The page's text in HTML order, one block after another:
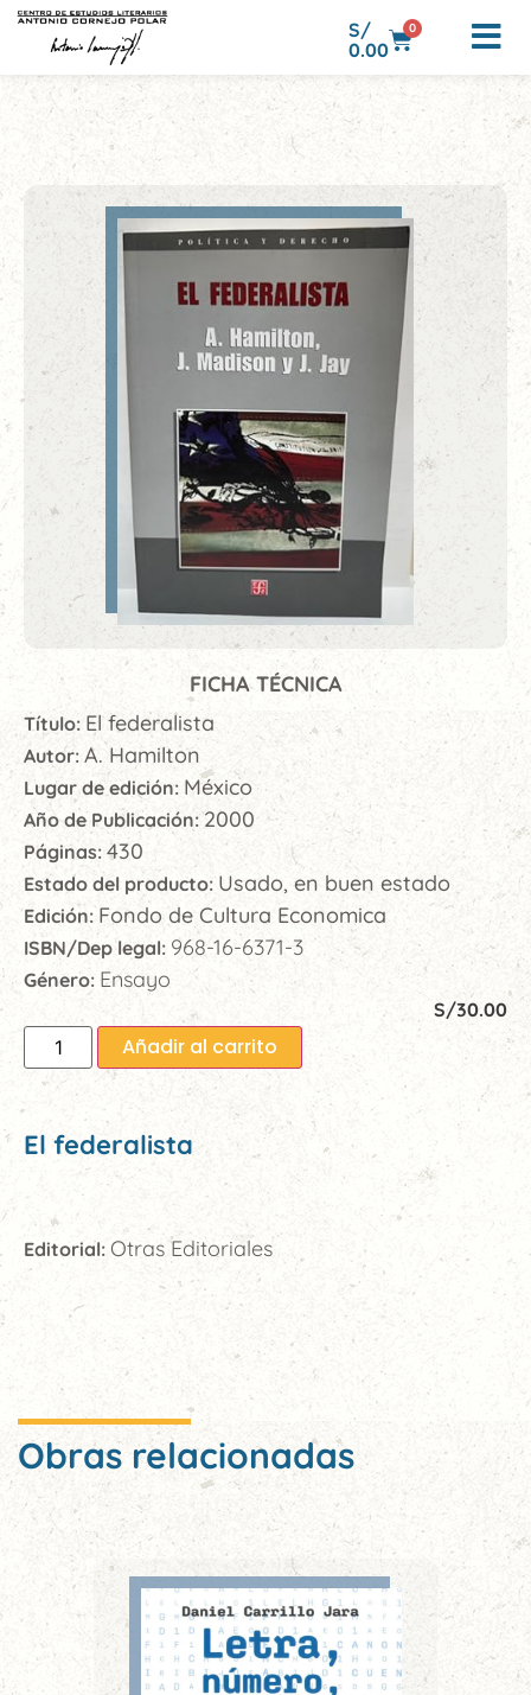
S/
0.00
0
FICHA TÉCNICA
Título: El federalista
Autor: A. Hamilton
Lugar de edición: México
Año de Publicación:2000
Páginas: 430
Estado del producto: Usado, en buen estado
Edición:Fondo de Cultura Economica
ISBN/Dep legal: 968-16-6371-3
Género: Ensayo
S/30.00
Añadir al carrito
El federalista
Editorial: Otras Editoriales
Obras relacionadas